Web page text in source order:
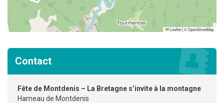
Leaflet|©OpenStreetMap
Contact
Fête de Montdenis – La Bretagne s’invite à la montagne
Hameau de Montdenis